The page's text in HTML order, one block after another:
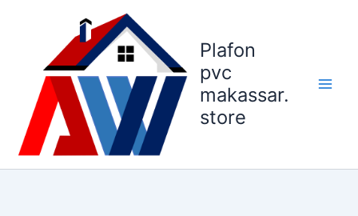
Plafon
pvc
makassar.
store